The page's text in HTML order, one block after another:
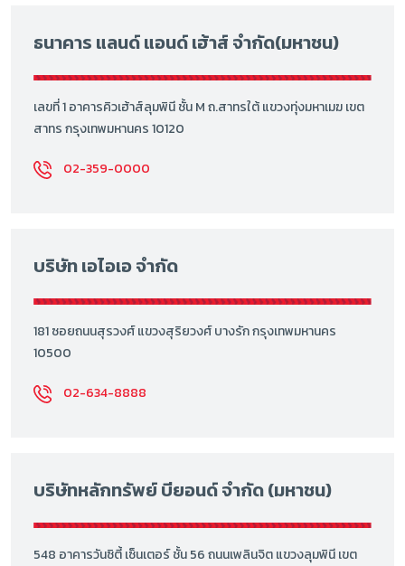
ธนาคาร แลนด์ แอนด์ เฮ้าส์ จำกัด(มหาชน)
เลขที่ 1 อาคารคิวเฮ้าส์ลุมพินี ชั้น M ถ.สาทรใต้ แขวงทุ่งมหาเมฆ เขต
สาทร กรุงเทพมหานคร 10120
02-359-0000
บริษัท เอไอเอ จำกัด
181 ซอยถนนสุรวงศ์ แขวงสุริยวงศ์ บางรัก กรุงเทพมหานคร
10500
02-634-8888
บริษัทหลักทรัพย์ บียอนด์ จำกัด (มหาชน)
548 อาคารวันซิตี้ เซ็นเตอร์ ชั้น 56 ถนนเพลินจิต แขวงลุมพินี เขต